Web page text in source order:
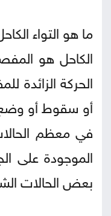
ما هو التواء
الكاحل هو
الحركة الزائدة
أو سقوط أو
في معظم
الموجودة على
بعض الحالات